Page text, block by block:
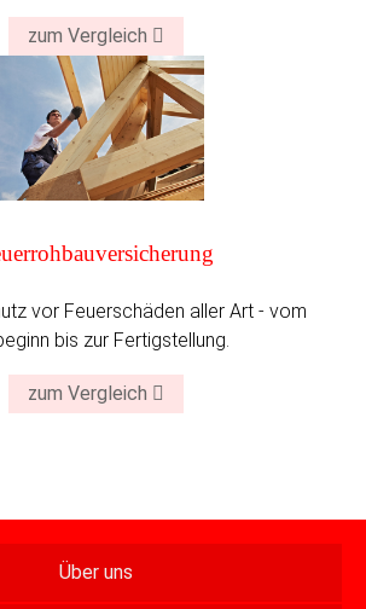
zum Vergleich
vor Feuerschäden aller Art - vom
bis zur Fertigstellung.
zum Vergleich
Über uns